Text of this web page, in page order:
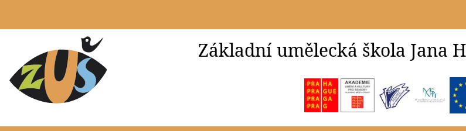
Základní umělecká škola Jana